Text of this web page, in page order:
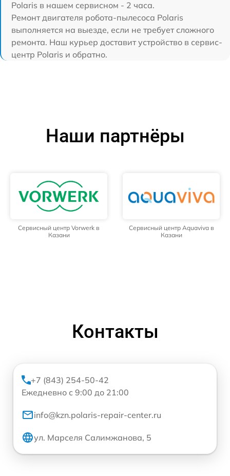
Polaris в нашем сервисном - 2 часа.
Ремонт двигателя робота-пылесоса Polaris
выполняется на выезде, если не требует сложного
ремонта. Наш курьер доставит устройство в сервис-
центр Polaris и обратно.
Наши партнёры
Сервисный центр Vorwerk в
Казани
Сервисный центр Aquaviva в
Казани
Контакты
+7 (843) 254-50-42
Ежедневно с 9:00 до 21:00
info@kzn.polaris-repair-center.ru
ул. Марселя Салимжанова, 5